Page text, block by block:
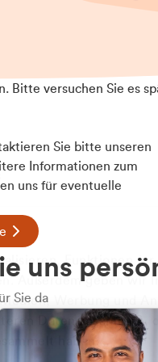
Funktionen für
Außerdem geben wir
Werbung und
Daten zusammen,
haben.
Bitte versuchen Sie es
Sie bitte unseren
Informationen zum
uns für eventuelle
uns
Sie da